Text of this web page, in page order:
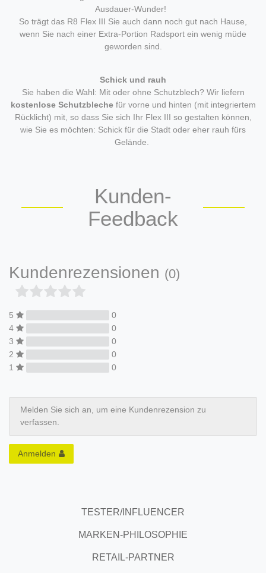
Ausdauer-Wunder!
So trägt das R8 Flex III Sie auch dann noch gut nach Hause,
wenn Sie nach einer Extra-Portion Radsport ein wenig müde
geworden sind.
Schick und rauh
Sie haben die Wahl: Mit oder ohne Schutzblech? Wir liefern
kostenlose Schutzblechefür vorne und hinten (mit integriertem
Rücklicht) mit, so dass Sie sich Ihr Flex III so gestalten können,
wie Sie es möchten: Schick für die Stadt oder eher rauh fürs
Gelände.
Kunden-
Feedback
Kundenrezensionen (0)
5
0
4
0
3
0
2
0
1
0
Melden Sie sich an, um eine Kundenrezension zu
verfassen.
Anmelden
TESTER/INFLUENCER
MARKEN-PHILOSOPHIE
RETAIL-PARTNER